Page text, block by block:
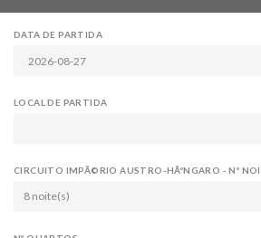
DATA DE PARTIDA
LOCAL DE PARTIDA
CIRCUITO IMPÃ©RIO AUSTRO-HÃºNGARO - Nº
8 noite(s)